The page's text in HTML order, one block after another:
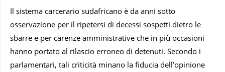
Il sistema carcerario sudafricano è da anni sotto
osservazione per il ripetersi di decessi sospetti dietro le
sbarre e per carenze amministrative che in più occasioni
hanno portato al rilascio erroneo di detenuti. Secondo i
parlamentari, tali criticità minano la fiducia dell’opinione